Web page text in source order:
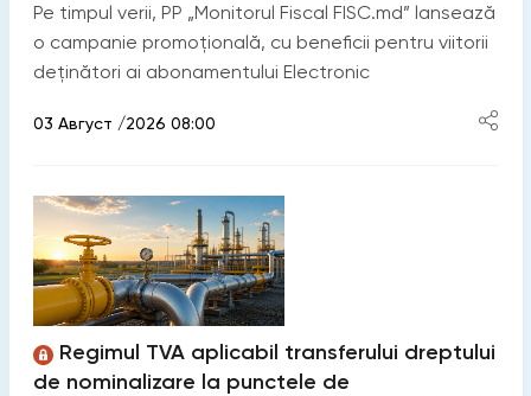
Pe timpul verii, PP „Monitorul Fiscal FISC.md” lansează
o campanie promoțională, cu beneficii pentru viitorii
deținători ai abonamentului Electronic
03 Август /2026 08:00
Regimul TVA aplicabil transferului dreptului
de nominalizare la punctele de